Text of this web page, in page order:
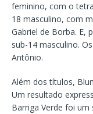
feminino, com o
18 masculino, com
Gabriel de Borba. E,
sub-14 masculino.
Antônio.
Além dos títulos,
Um resultado
Barriga Verde foi